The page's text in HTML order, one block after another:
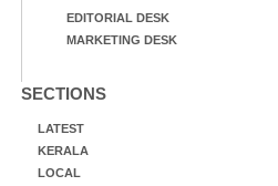
EDITORIAL DESK
MARKETING DESK
SECTIONS
LATEST
KERALA
LOCAL